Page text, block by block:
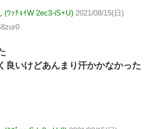
(ﾜｯﾁｮｲW 2ec3-iS+U) 2021/08/15(日)
良いけどあんまり汗かかなかった